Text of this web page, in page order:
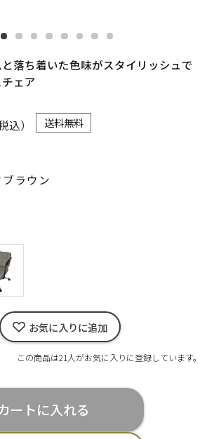
落ち着いた色味がスタイリッシュで
ェア
込） 送料無料
ラウン
お気に入りに追加
この商品は21人がお気に入りに登録しています。
ートに入れる